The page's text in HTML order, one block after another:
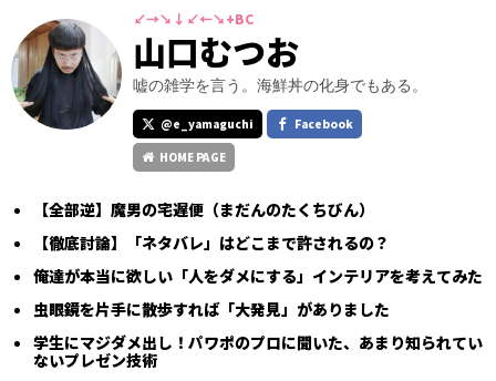
↙→↘↓↙←↘+BC
山口むつお
嘘の雑学を言う。海鮮丼の化身でもある。
@e_yamaguchi
Facebook
HOME PAGE
【全部逆】魔男の宅遅便（まだんのたくちびん）
【徹底討論】「ネタバレ」はどこまで許されるの？
俺達が本当に欲しい「人をダメにする」インテリアを考えてみた
虫眼鏡を片手に散歩すれば「大発見」がありました
学生にマジダメ出し！パワポのプロに聞いた、あまり知られてい
ないプレゼン技術